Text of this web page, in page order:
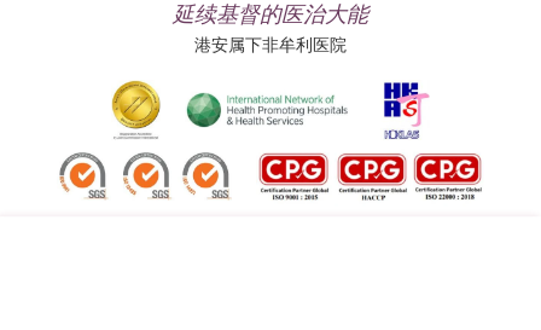
延续基督的医治大能
港安属下非牟利医院